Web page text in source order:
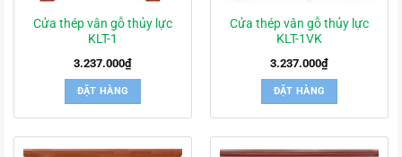
Cửa thép vân gỗ thủy lực
KLT-1
3.237.000₫
ĐẶT HÀNG
Cửa thép vân gỗ thủy lực
KLT-1VK
3.237.000₫
ĐẶT HÀNG